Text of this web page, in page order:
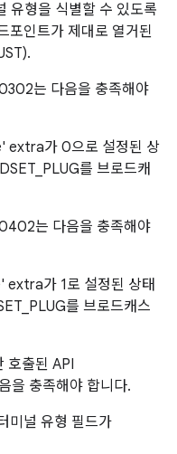
유형을 식별할 수 있도록
포인트가 제대로 열거된
는 다음을 충족해야
가 0으로 설정된 상
를 브로드캐
는 다음을 충족해야
가 1로 설정된 상태
를 브로드캐스
호출된 API
을 충족해야 합니다.
미널 유형 필드가